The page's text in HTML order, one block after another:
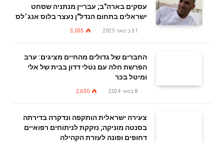
עסקים בארה"ב; עבריין מנתניה שסחט
ישראלים בתחום הנדל"ן נעצר בלוס אנג׳לס
31 בינואר 2025 3,035
החברים של גדולים מהחיים מציגים: ערב
הפרשת חלה עם נטלי דדון בבית של אלי
ומיטל בכר
8 במאי 2024 2,630
צעירה ישראלית הותקפה ונדקרה בדירתה
בסנטה מוניקה; נזקקת לניתוחים רפואיים
דחופים ופונה לעזרת הקהילה